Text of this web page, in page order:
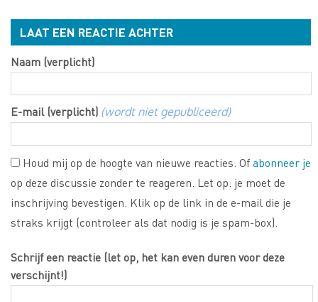
LAAT EEN REACTIE ACHTER
Naam (verplicht)
E-mail (verplicht) (wordt niet gepubliceerd)
Houd mij op de hoogte van nieuwe reacties. Ofabonneer je
op deze discussie zonder te reageren. Let op: je moet de
inschrijving bevestigen. Klik op de link in de e-mail die je
straks krijgt (controleer als dat nodig is je spam-box).
Schrijf een reactie (let op, het kan even duren voor deze
verschijnt!)